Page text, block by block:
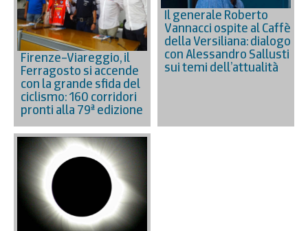
Firenze–Viareggio, il
Ferragosto si accende
con la grande sfida del
ciclismo: 160 corridori
pronti alla 79ª edizione
Il generale Roberto
Vannacci ospite al Caffè
della Versiliana: dialogo
con Alessandro Sallusti
sui temi dell’attualità